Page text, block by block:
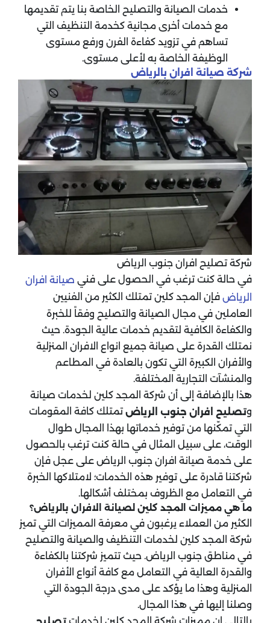
خدمات الصيانة والتصليح الخاصة بنا يتم تقديمها
مع خدمات أخرى مجانية كخدمة التنظيف التي
تساهم في تزويد كفاءة الفرن ورفع مستوى
الوظيفة الخاصة به لأعلى مستوى.
شركة صيانة افران بالرياض
شركة تصليح افران جنوب الرياض
في حالة كنت ترغب في الحصول على فني صيانة افران
الرياض فإن المجد كلين تمتلك الكثير من الفنيين
العاملين في مجال الصيانة والتصليح وفقاً للخبرة
والكفاءة الكافية لتقديم خدمات عالية الجودة. حيث
نمتلك القدرة على صيانة جميع انواع الافران المنزلية
والأفران الكبيرة التي تكون بالعادة في المطاعم
والمنشآت التجارية المختلفة.
هذا بالإضافة إلى أن شركة المجد كلين لخدمات صيانة
وتصليح افران جنوب الرياض تمتلك كافة المقومات
التي تمكّنها من توفير خدماتها بهذا المجال طوال
الوقت، على سبيل المثال في حالة كنت ترغب بالحصول
على خدمة صيانة افران جنوب الرياض على عجل فإن
شركتنا قادرة على توفير هذه الخدمات؛ لامتلاكها الخبرة
في التعامل مع الظروف بمختلف أشكالها.
ما هي مميزات المجد كلين لصيانة الافران بالرياض؟
الكثير من العملاء يرغبون في معرفة المميزات التي تميز
شركة المجد كلين لخدمات التنظيف والصيانة والتصليح
في مناطق جنوب الرياض. حيث تتميز شركتنا بالكفاءة
والقدرة العالية في التعامل مع كافة أنواع الأفران
المنزلية وهذا ما يؤكد على مدى درجة الجودة التي
وصلنا إليها في هذا المجال.
بالتالي إن مميزات شركة المجد كلين لخدمات